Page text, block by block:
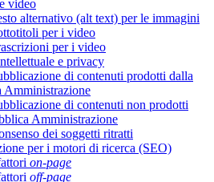
video
alternativo (alt text) per le immagini
per i video
per i video
e privacy
di contenuti prodotti dalla
Amministrazione
di contenuti non prodotti
Amministrazione
dei soggetti ritratti
per i motori di ricerca (SEO)
on-page
off-page